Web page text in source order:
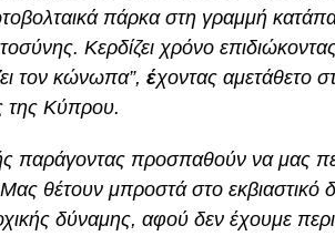
πάρκα στη γραμμή
Κερδίζει χρόνο
τον κώνωπα”, έχοντας αμετάθετο
της Κύπρου.
παράγοντας προσπαθούν να μας
Μας θέτουν μπροστά στο εκβιαστικό
δύναμης, αφού δεν έχουμε